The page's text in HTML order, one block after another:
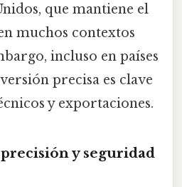
que mantiene el
muchos contextos
incluso en países
precisa es clave
y exportaciones.
y seguridad